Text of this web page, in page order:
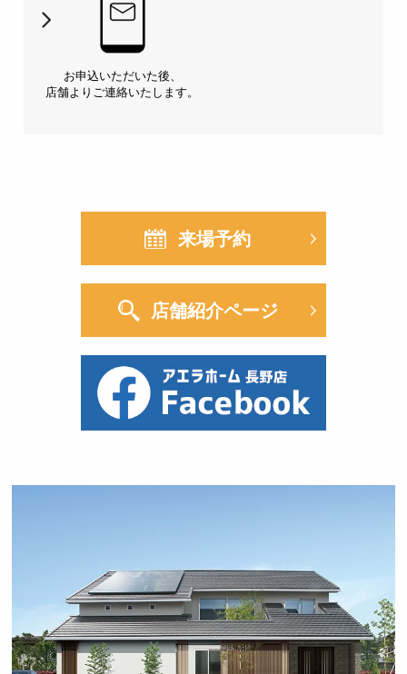
お申込いただいた後、
店舗よりご連絡いたします。
来場予約
店舗紹介ページ